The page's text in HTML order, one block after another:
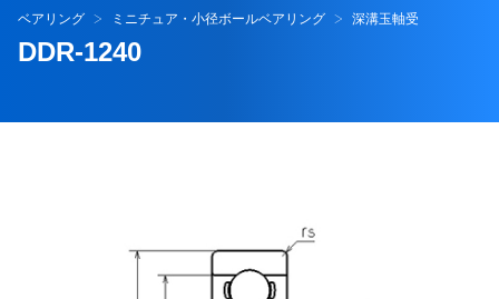
ベアリング ミニチュア・小径ボールベアリング 深溝玉軸受
DDR-1240